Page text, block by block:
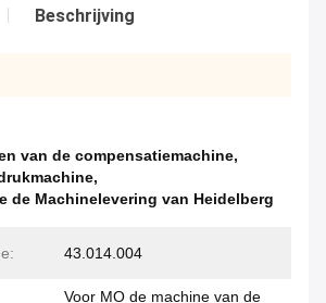
Beschrijving
van de compensatiemachine,
,
de Machinelevering van Heidelberg
43.014.004
Voor MO de machine van de